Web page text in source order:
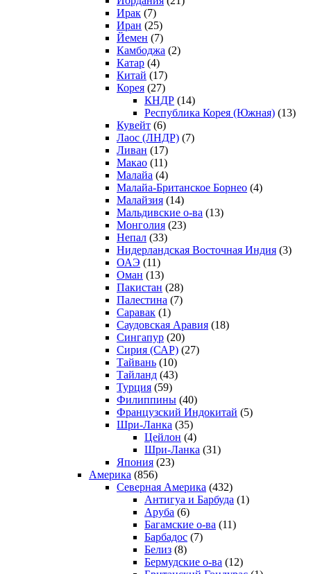
Ирак (7)
Иран (25)
Йемен (7)
Камбоджа (2)
Катар (4)
Китай (17)
Корея (27)
КНДР (14)
Республика Корея (Южная) (13)
Кувейт (6)
Лаос (ЛНДР) (7)
Ливан (17)
Макао (11)
Малайа (4)
Малайа-Британское Борнео (4)
Малайзия (14)
Мальдивские о-ва (13)
Монголия (23)
Непал (33)
Нидерландская Восточная Индия (3)
ОАЭ (11)
Оман (13)
Пакистан (28)
Палестина (7)
Саравак (1)
Саудовская Аравия (18)
Сингапур (20)
Сирия (САР) (27)
Тайвань (10)
Тайланд (43)
Турция (59)
Филиппины (40)
Французский Индокитай (5)
Шри-Ланка (35)
Цейлон (4)
Шри-Ланка (31)
Япония (23)
Америка (856)
Северная Америка (432)
Антигуа и Барбуда (1)
Аруба (6)
Багамские о-ва (11)
Барбадос (7)
Белиз (8)
Бермудские о-ва (12)